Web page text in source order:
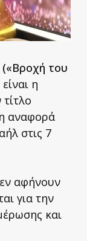
του
είναι η
αναφορά
στις 7
αφήνουν
για την
και